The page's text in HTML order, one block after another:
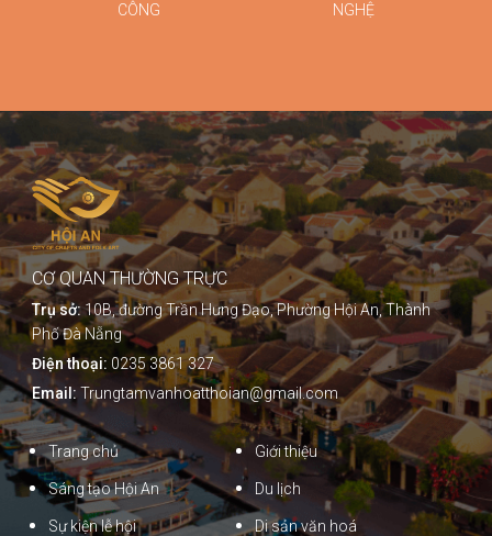
CÔNG
NGHỆ
CƠ QUAN THƯỜNG TRỰC
Trụ sở: 10B, đường Trần Hưng Đạo, Phường Hội An, Thành
Phố Đà Nẵng
Điện thoại: 0235 3861 327
Email: Trungtamvanhoatthoian@gmail.com
Trang chủ Giới thiệu
Sáng tạo Hội An Du lịch
Sự kiện lễ hội Di sản văn hoá